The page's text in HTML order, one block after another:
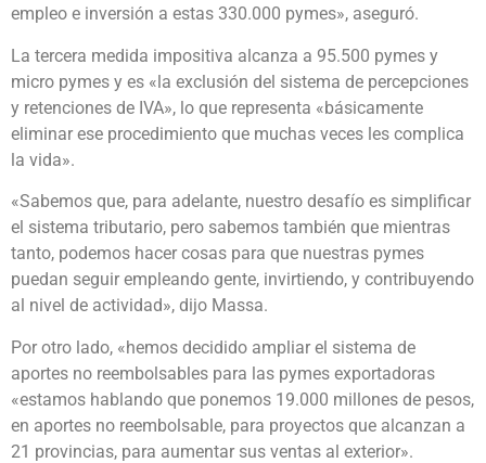
empleo e inversión a estas 330.000 pymes», aseguró.
La tercera medida impositiva alcanza a 95.500 pymes y
micro pymes y es «la exclusión del sistema de percepciones
y retenciones de IVA», lo que representa «básicamente
eliminar ese procedimiento que muchas veces les complica
la vida».
«Sabemos que, para adelante, nuestro desafío es simplificar
el sistema tributario, pero sabemos también que mientras
tanto, podemos hacer cosas para que nuestras pymes
puedan seguir empleando gente, invirtiendo, y contribuyendo
al nivel de actividad», dijo Massa.
Por otro lado, «hemos decidido ampliar el sistema de
aportes no reembolsables para las pymes exportadoras
«estamos hablando que ponemos 19.000 millones de pesos,
en aportes no reembolsable, para proyectos que alcanzan a
21 provincias, para aumentar sus ventas al exterior».